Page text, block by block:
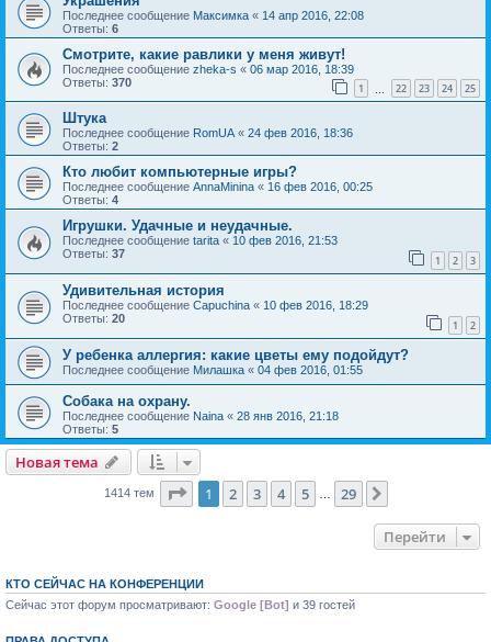
Последнее сообщение Максимка « 14 апр 2016, 22:08
Ответы: 6
Смотрите, какие равлики у меня живут!
Последнее сообщение zheka-s « 06 мар 2016, 18:39
Ответы: 370 1 22 23 24 25
Штука
Последнее сообщение RomUA « 24 фев 2016, 18:36
Ответы: 2
Кто любит компьютерные игры?
Последнее сообщение AnnaMinina « 16 фев 2016, 00:25
Ответы: 4
Игрушки. Удачные и неудачные.
Последнее сообщение tarita « 10 фев 2016, 21:53
Ответы: 37 1 2 3
Удивительная история
Последнее сообщение Capuchina « 10 фев 2016, 18:29
Ответы: 20 1 2
У ребенка аллергия: какие цветы ему подойдут?
Последнее сообщение Милашка « 04 фев 2016, 01:55
Собака на охрану.
Последнее сообщение Naina « 28 янв 2016, 21:18
Ответы: 5
Новая тема
1414 тем Страница из 29
1 2 3 4 5 29
Перейти
КТО СЕЙЧАС НА КОНФЕРЕНЦИИ
Сейчас этот форум просматривают: Google [Bot] и 39 гостей